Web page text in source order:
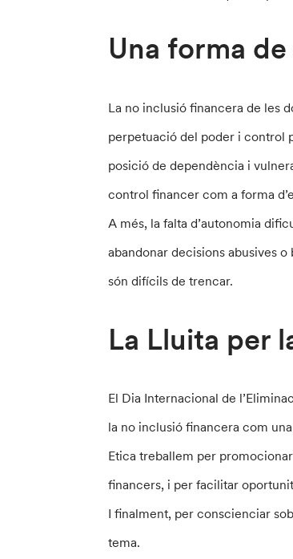
Una forma
La no inclusió financera de les
perpetuació del poder i control
posició de dependència i
control financer com a forma
A més, la falta d’autonomia
abandonar decisions abusives
són difícils de trencar.
La Lluita per
El Dia Internacional de
la no inclusió financera com
Etica treballem per
financers, i per facilitar
I finalment, per conscienciar
tema.